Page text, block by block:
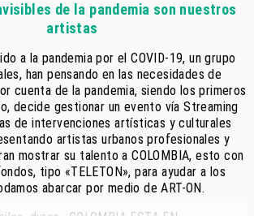
de la pandemia son nuestros
artistas
a la pandemia por el COVID-19, un grupo
han pensando en las necesidades de
cuenta de la pandemia, siendo los primeros
decide gestionar un evento vía Streaming
de intervenciones artísticas y culturales
artistas urbanos profesionales y
mostrar su talento a COLOMBIA, esto con
tipo «TELETON», para ayudar a los
abarcar por medio de ART-ON.